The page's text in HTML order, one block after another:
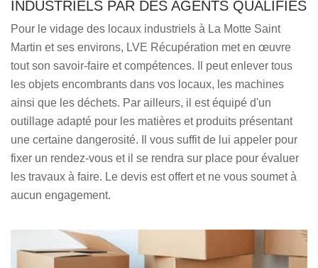
INDUSTRIELS PAR DES AGENTS QUALIFIÉS
Pour le vidage des locaux industriels à La Motte Saint
Martin et ses environs, LVE Récupération met en œuvre
tout son savoir-faire et compétences. Il peut enlever tous
les objets encombrants dans vos locaux, les machines
ainsi que les déchets. Par ailleurs, il est équipé d'un
outillage adapté pour les matières et produits présentant
une certaine dangerosité. Il vous suffit de lui appeler pour
fixer un rendez-vous et il se rendra sur place pour évaluer
les travaux à faire. Le devis est offert et ne vous soumet à
aucun engagement.